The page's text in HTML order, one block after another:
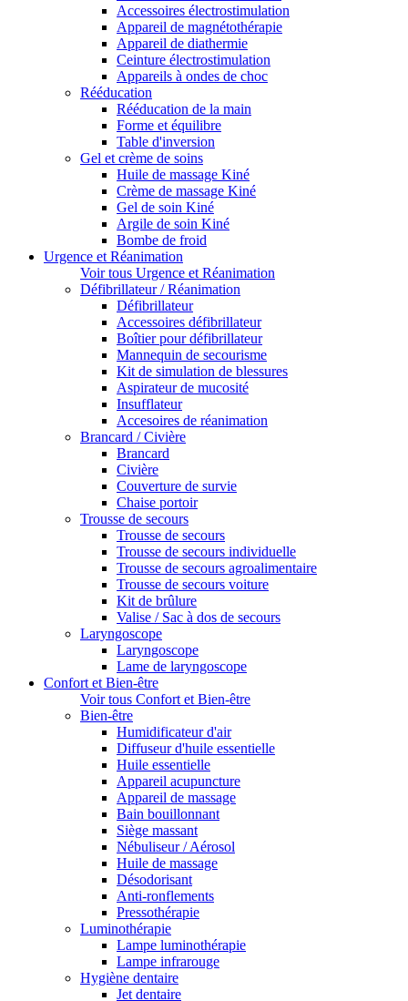
Accessoires électrostimulation
Appareil de magnétothérapie
Appareil de diathermie
Ceinture électrostimulation
Appareils à ondes de choc
Rééducation
Rééducation de la main
Forme et équilibre
Table d'inversion
Gel et crème de soins
Huile de massage Kiné
Crème de massage Kiné
Gel de soin Kiné
Argile de soin Kiné
Bombe de froid
Urgence et Réanimation
Voir tous Urgence et Réanimation
Défibrillateur / Réanimation
Défibrillateur
Accessoires défibrillateur
Boîtier pour défibrillateur
Mannequin de secourisme
Kit de simulation de blessures
Aspirateur de mucosité
Insufflateur
Accesoires de réanimation
Brancard / Civière
Brancard
Civière
Couverture de survie
Chaise portoir
Trousse de secours
Trousse de secours
Trousse de secours individuelle
Trousse de secours agroalimentaire
Trousse de secours voiture
Kit de brûlure
Valise / Sac à dos de secours
Laryngoscope
Laryngoscope
Lame de laryngoscope
Confort et Bien-être
Voir tous Confort et Bien-être
Bien-être
Humidificateur d'air
Diffuseur d'huile essentielle
Huile essentielle
Appareil acupuncture
Appareil de massage
Bain bouillonnant
Siège massant
Nébuliseur / Aérosol
Huile de massage
Désodorisant
Anti-ronflements
Pressothérapie
Luminothérapie
Lampe luminothérapie
Lampe infrarouge
Hygiène dentaire
Jet dentaire